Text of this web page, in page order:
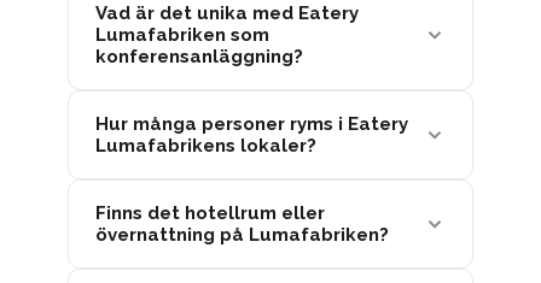
Vad är det unika med Eatery
Lumafabriken som
konferensanläggning?
Hur många personer ryms i Eatery
Lumafabrikens lokaler?
Finns det hotellrum eller
övernattning på Lumafabriken?